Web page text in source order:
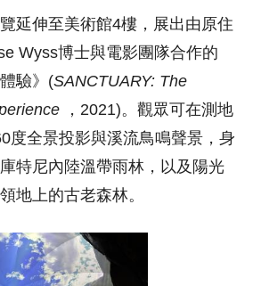
延伸至美術館4樓，展出由原住
Wyss博士與電影團隊合作的
驗》(SANCTUARY: The
，2021)。觀眾可在測地
度全景投影與溪流鳥鳴聲景，身
特尼內陸溫帶雨林，以及陽光
地上的古老森林。